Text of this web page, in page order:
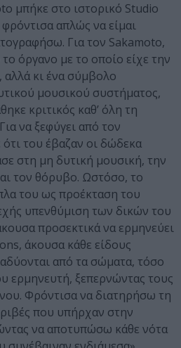
μπήκε στο ιστορικό Studio
φρόντισα απλώς να είμαι
Για τον Sakamoto,
όργανο με το οποίο είχε την
κι ένα σύμβολο
μουσικού συστήματος,
κριτικός καθ’ όλη τη
να ξεφύγει από τον
του έβαζαν οι δώδεκα
στη μη δυτική μουσική, την
τον θόρυβο. Ωστόσο, το
του ως προέκταση του
υπενθύμιση των δικών του
προσεκτικά να ερμηνεύει
άκουσα κάθε είδους
από τα σώματα, τόσο
ερμηνευτή, ξεπερνώντας τους
Φρόντισα να διατηρήσω τη
που υπήρχαν στην
να αποτυπώσω κάθε νότα